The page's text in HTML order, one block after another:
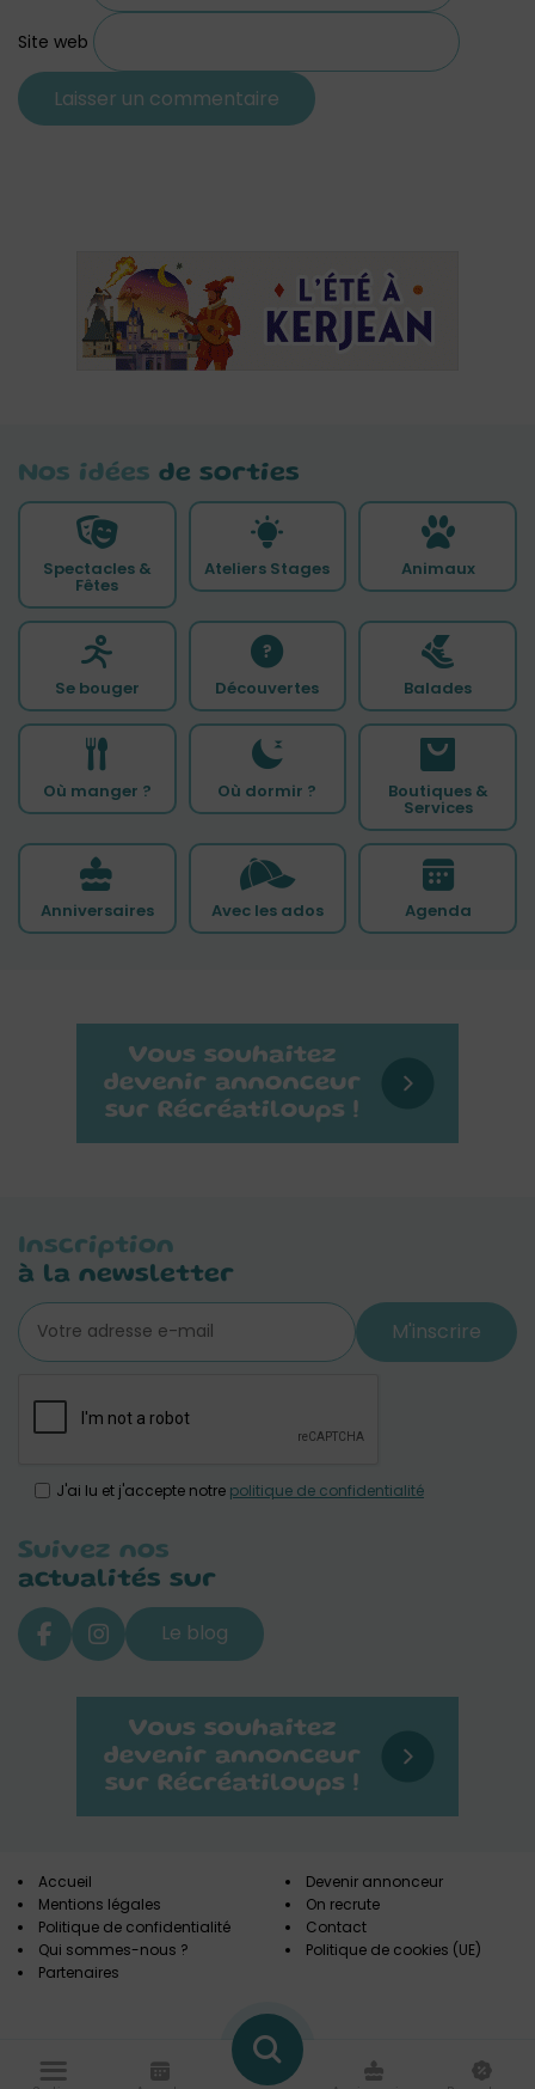
Site web
Nos idées de sorties
Spectacles &
Fêtes
Ateliers Stages Animaux
Se bouger Découvertes Balades
Où manger ? Où dormir ? Boutiques &
Services
Anniversaires Avec les ados Agenda
Inscription
à la newsletter
M'inscrire
J'ai lu et j'accepte notre politique de confidentialité
Suivez nos
actualités sur
Le blog
Accueil
Mentions légales
Politique de confidentialité
Qui sommes-nous ?
Partenaires
Devenir annonceur
On recrute
Contact
Politique de cookies (UE)